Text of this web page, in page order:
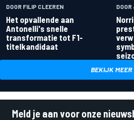
DOOR FILIP CLEEREN
Het opvallende aan
Antonelli's snelle
transformatie tot F1-
titelkandidaat
BEKIJK MEER
Meld je aan voor onze